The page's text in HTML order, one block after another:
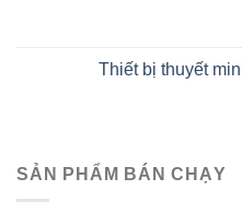
Thiết bị thuyết
SẢN PHẨM BÁN CHẠY